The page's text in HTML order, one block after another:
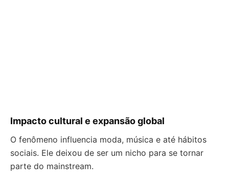
Impacto cultural e expansão global
O fenômeno influencia moda, música e até hábitos
sociais. Ele deixou de ser um nicho para se tornar
parte do mainstream.